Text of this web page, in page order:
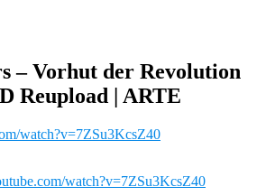
– Vorhut der Revolution
Reupload | ARTE
watch?v=7ZSu3KcsZ40
watch?v=7ZSu3KcsZ40